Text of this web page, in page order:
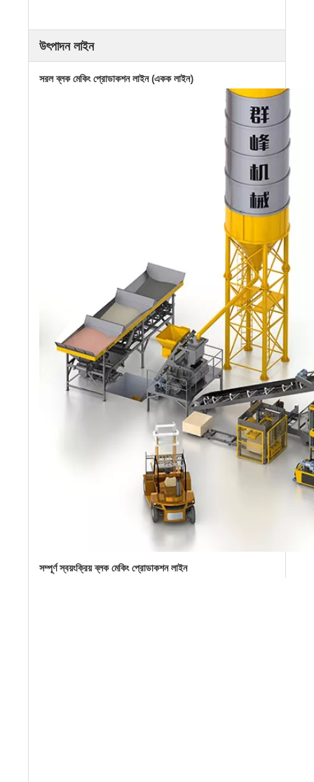
উৎপাদন লাইন
সরল ব্লক মেকিং প্রোডাকশন লাইন (একক লাইন)
সম্পূর্ণ স্বয়ংক্রিয় ব্লক মেকিং প্রোডাকশন লাইন